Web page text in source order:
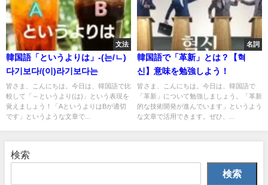
文法
韓国語「というよりは」-(는/ㄴ)
다기보다/(이)라기보다는
皆さま、こんにちは。今日は、韓国語で比
較して「～というより(は)」という表現を
覚えましょう！「AというよりはBが適切
です」というような文章で...
名詞
韓国語で「革新」とは？【혁
신】意味を勉強しよう！
皆さま、こんにちは。今日は、韓国語で
「革新」について勉強しましょう。「革新
的な技術開発が進んでいます」というよう
な文章で活用できます。ぜひ、...
検索
検索